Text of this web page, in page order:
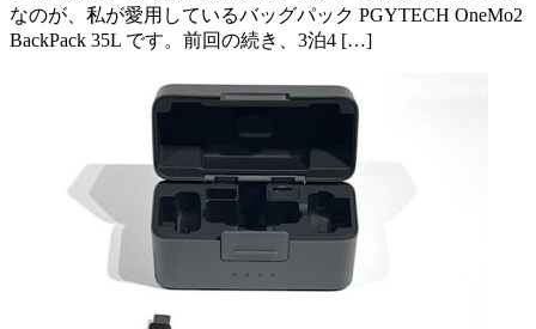
なのが、私が愛用しているバッグパック PGYTECH OneMo2
BackPack 35L です。前回の続き、3泊4 […]